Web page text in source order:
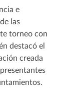
e
las
torneo con
destacó el
creada